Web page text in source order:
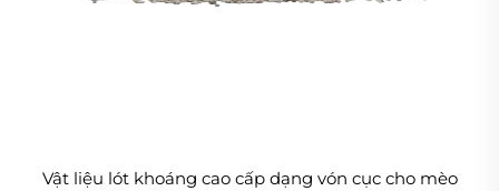
Vật liệu lót khoáng cao cấp dạng vón cục cho mèo